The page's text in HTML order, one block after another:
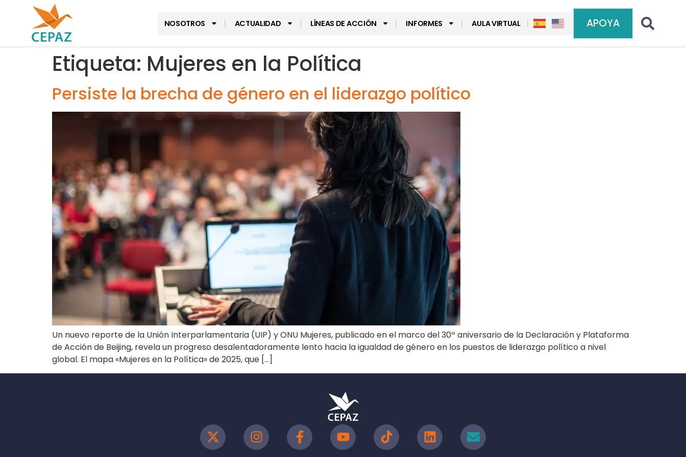
NOSOTROS ACTUALIDAD LÍNEAS DE ACCIÓN INFORMES AULA VIRTUAL APOYA
Etiqueta: Mujeres en la Política
Persiste la brecha de género en el liderazgo político
Un nuevo reporte de la Unión Interparlamentaria (UIP) y ONU Mujeres, publicado en el marco del 30º aniversario de la Declaración y Plataforma
de Acción de Beijing, revela un progreso desalentadoramente lento hacia la igualdad de género en los puestos de liderazgo político a nivel
global. El mapa «Mujeres en la Política» de 2025, que […]